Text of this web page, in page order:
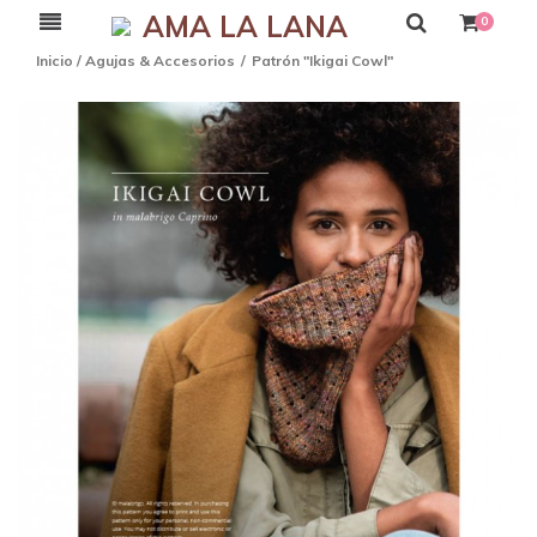
AMA LA LANA 0
Inicio / Agujas & Accesorios / Patrón "Ikigai Cowl"